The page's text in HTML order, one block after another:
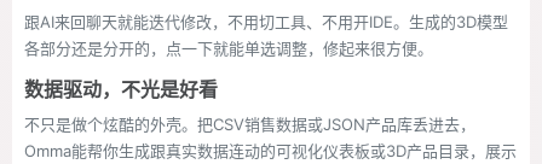
跟AI来回聊天就能迭代修改，不用切工具、不用开IDE。生成的3D模型
各部分还是分开的，点一下就能单选调整，修起来很方便。
数据驱动，不光是好看
不只是做个炫酷的外壳。把CSV销售数据或JSON产品库丢进去，
Omma能帮你生成跟真实数据连动的可视化仪表板或3D产品目录，展示